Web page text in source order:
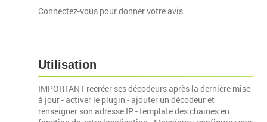
Connectez-vous pour donner votre avis
Utilisation
IMPORTANT recréer ses décodeurs après la dernière mise
à jour - activer le plugin - ajouter un décodeur et
renseigner son adresse IP - template des chaines en